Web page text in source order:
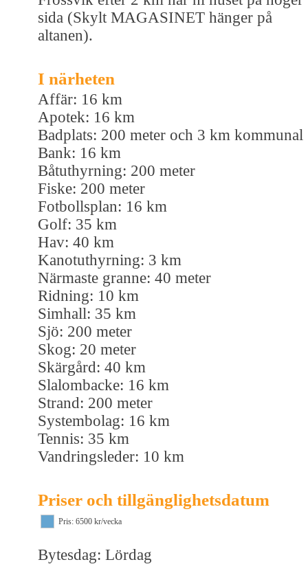
sida (Skylt MAGASINET hänger på
altanen).
I närheten
Affär: 16 km
Apotek: 16 km
Badplats: 200 meter och 3 km kommunal
Bank: 16 km
Båtuthyrning: 200 meter
Fiske: 200 meter
Fotbollsplan: 16 km
Golf: 35 km
Hav: 40 km
Kanotuthyrning: 3 km
Närmaste granne: 40 meter
Ridning: 10 km
Simhall: 35 km
Sjö: 200 meter
Skog: 20 meter
Skärgård: 40 km
Slalombacke: 16 km
Strand: 200 meter
Systembolag: 16 km
Tennis: 35 km
Vandringsleder: 10 km
Priser och tillgänglighetsdatum
Pris: 6500 kr/vecka
Bytesdag: Lördag